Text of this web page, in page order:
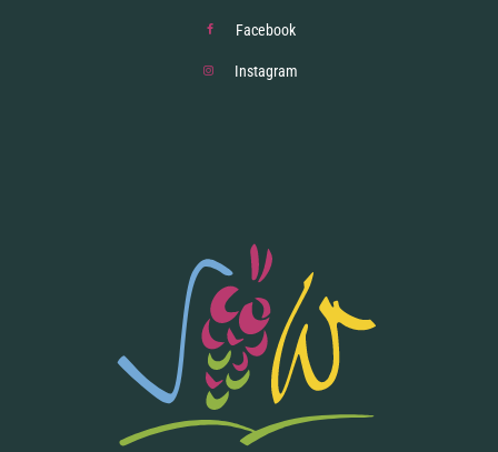
Facebook
Instagram